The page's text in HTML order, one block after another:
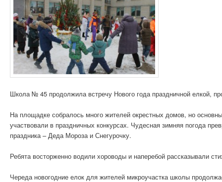
Школа № 45 продолжила встречу Нового года праздничной елкой,
На площадке собралось много жителей окрестных домов, но
участвовали в праздничных конкурсах. Чудесная зимняя погода
праздника – Деда Мороза и Снегурочку.
Ребята восторженно водили хороводы и наперебой рассказывали
Череда новогодние елок для жителей микроучастка школы